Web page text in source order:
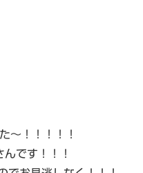
〜！！！！！
です！！！